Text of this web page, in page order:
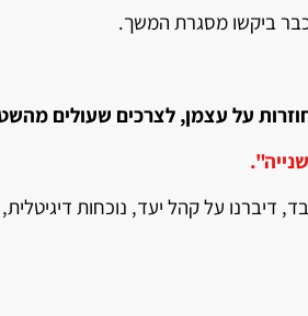
ביקשו מסגרת המשך.
על עצמן, לצרכים שעולים
".
על קהל יעד, נוכחות